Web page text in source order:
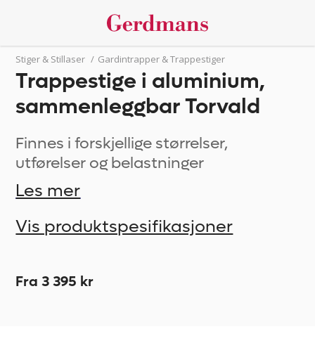
Stiger & Stillaser / Gardintrapper & Trappestiger
Trappestige i aluminium,
sammenleggbar Torvald
Finnes i forskjellige størrelser,
utførelser og belastninger
Les mer
Vis produktspesifikasjoner
Fra 3 395 kr